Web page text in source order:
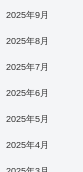
2025年9月
2025年8月
2025年7月
2025年6月
2025年5月
2025年4月